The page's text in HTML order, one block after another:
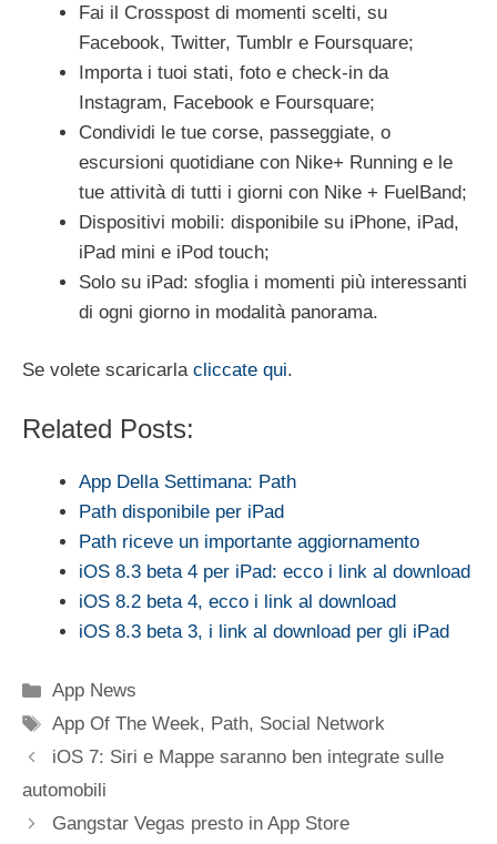
Fai il Crosspost di momenti scelti, su
Facebook, Twitter, Tumblr e Foursquare;
Importa i tuoi stati, foto e check-in da
Instagram, Facebook e Foursquare;
Condividi le tue corse, passeggiate, o
escursioni quotidiane con Nike+ Running e le
tue attività di tutti i giorni con Nike + FuelBand;
Dispositivi mobili: disponibile su iPhone, iPad,
iPad mini e iPod touch;
Solo su iPad: sfoglia i momenti più interessanti
di ogni giorno in modalità panorama.
Se volete scaricarla cliccate qui.
Related Posts:
App Della Settimana: Path
Path disponibile per iPad
Path riceve un importante aggiornamento
iOS 8.3 beta 4 per iPad: ecco i link al download
iOS 8.2 beta 4, ecco i link al download
iOS 8.3 beta 3, i link al download per gli iPad
Categorie
App News
Tag
App Of The Week, Path, Social Network
iOS 7: Siri e Mappe saranno ben integrate sulle
automobili
Gangstar Vegas presto in App Store